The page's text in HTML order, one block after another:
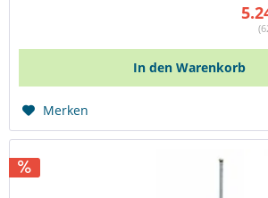
In den Warenkorb
Merken